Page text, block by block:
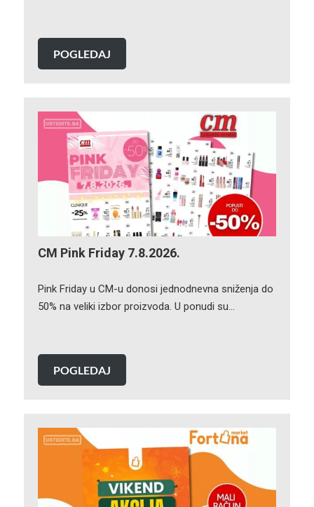
POGLEDAJ
CM Pink Friday 7.8.2026.
Pink Friday u CM-u donosi jednodnevna sniženja do
50% na veliki izbor proizvoda. U ponudi su…
POGLEDAJ